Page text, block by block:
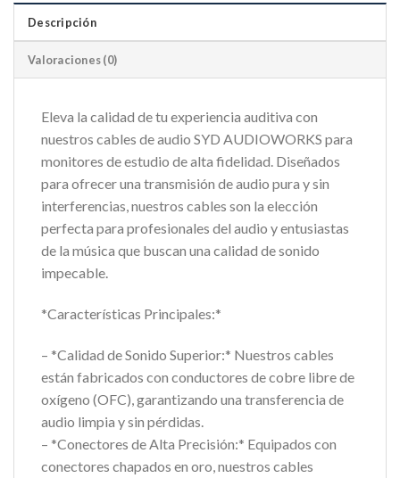
Descripción
Valoraciones (0)
Eleva la calidad de tu experiencia auditiva con
nuestros cables de audio SYD AUDIOWORKS para
monitores de estudio de alta fidelidad. Diseñados
para ofrecer una transmisión de audio pura y sin
interferencias, nuestros cables son la elección
perfecta para profesionales del audio y entusiastas
de la música que buscan una calidad de sonido
impecable.
*Características Principales:*
– *Calidad de Sonido Superior:* Nuestros cables
están fabricados con conductores de cobre libre de
oxígeno (OFC), garantizando una transferencia de
audio limpia y sin pérdidas.
– *Conectores de Alta Precisión:* Equipados con
conectores chapados en oro, nuestros cables